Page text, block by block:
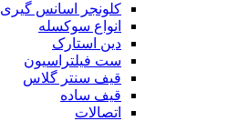
کلونجر اسانس گیری
انواع سوکسله
دین استارک
ست فیلتراسیون
قیف سنتر گلاس
قیف ساده
اتصالات